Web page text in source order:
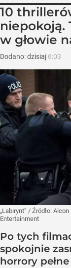
10
niepokoją.
w głowie
Dodano:dzisiaj 6:03
„Labirynt” / Źródło: Alcon
Entertainment
Po tych
spokojnie
horrory